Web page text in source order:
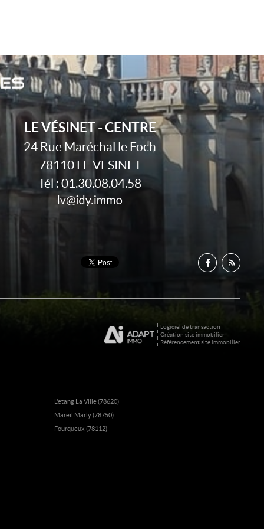
LE VÉSINET - CENTRE
24 Rue Maréchal le Foch
78110 LE VESINET
Tél :01.30.08.04.58
Logiciel de transaction
Création site immobilier
Référencement site immobilier
L'etang La Ville (78620)
Mareil Marly (78750)
Fourqueux (78112)